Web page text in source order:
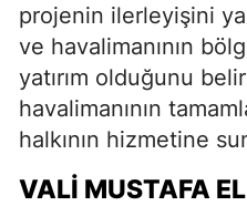
projenin ilerleyişini
ve havalimanının
yatırım olduğunu
havalimanının
halkının hizmetine
VALI MUSTAFA